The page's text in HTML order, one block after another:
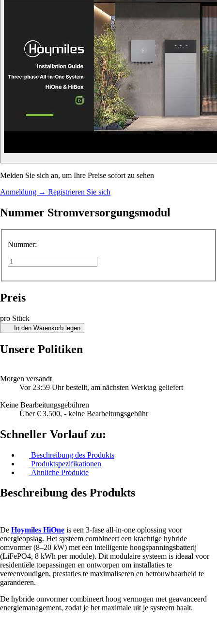
Melden Sie sich an, um Ihre Preise sofort zu sehen
Anmeldung → Registrieren Sie sich
Nummer Stromversorgungsmodul
Nummer:
Preis
pro Stück
In den Warenkorb legen
Unsere Politiken
Morgen versandt
Vor 23:59 Uhr bestellt, am nächsten Werktag geliefert
Keine Bearbeitungsgebühren
Über € 3.500, - keine Bearbeitungsgebühr
Schneller Vorlauf zu:
Beschreibung des Produkts
Produktspezifikationen
Ähnliche Produkte
Beschreibung des Produkts
De Hoymiles HiOne is een 3-fase all-in-one oplossing voor
energieopslag. Het systeem combineert een krachtige hybride
omvormer (8–20 kW) met een intelligente hoogspanningsbatterij
(LiFePO4, 8 kWh per module). Dit modulaire systeem is ideaal voor
residentiële toepassingen en ontworpen om installaties te
vereenvoudigen, prestaties te maximaliseren en betrouwbaarheid te
garanderen.
De hybride omvormer combineert hoog vermogen met geavanceerd
energiemanagement, zodat je het maximale uit je systeem haalt.